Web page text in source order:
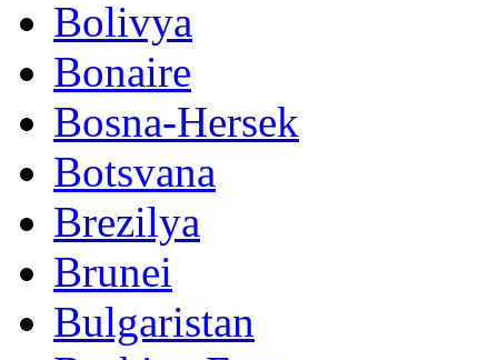
Bolivya
Bonaire
Bosna-Hersek
Botsvana
Brezilya
Brunei
Bulgaristan